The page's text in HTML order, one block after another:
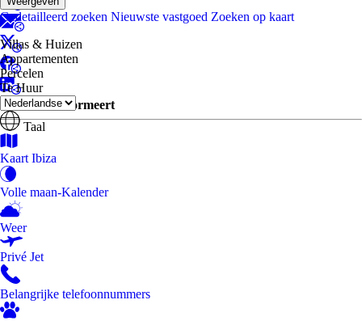
Gedetailleerd zoeken Nieuwste vastgoed Zoeken op kaart
Villas & Huizen
Appartementen
Percelen
Te Huur
Taal
Ibiza One informeert
Kaart Ibiza
Volle maan-Kalender
Weer
Privé Jet
Belangrijke telefoonnummers